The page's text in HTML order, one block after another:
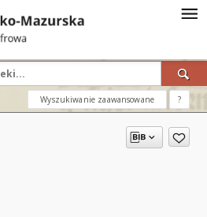
Wyszukiwanie zaawansowane ?